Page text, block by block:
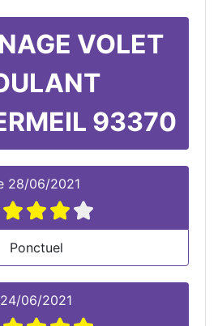
VOLET
93370
28/06/2021
Ponctuel
24/06/2021